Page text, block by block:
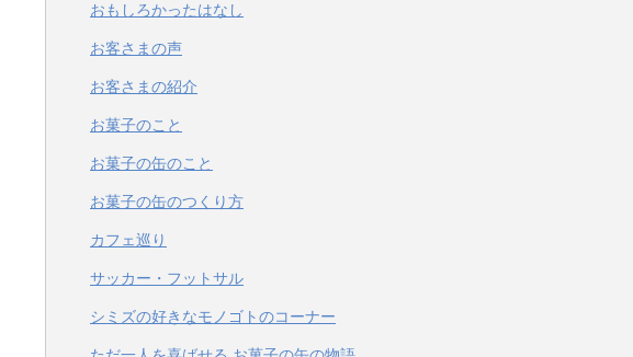
おもしろかったはなし
お客さまの声
お客さまの紹介
お菓子のこと
お菓子の缶のこと
お菓子の缶のつくり方
カフェ巡り
サッカー・フットサル
シミズの好きなモノゴトのコーナー